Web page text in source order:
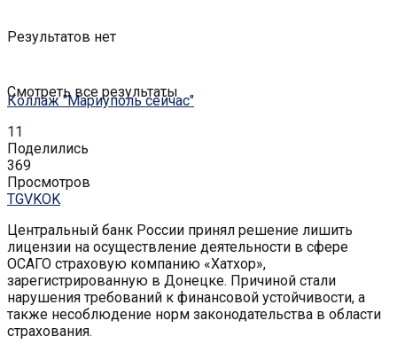
Результатов нет
Смотреть все результаты
Коллаж "Мариуполь сейчас"
11
Поделились
369
Просмотров
TGVKOK
Центральный банк России принял решение лишить
лицензии на осуществление деятельности в сфере
ОСАГО страховую компанию «Хатхор»,
зарегистрированную в Донецке. Причиной стали
нарушения требований к финансовой устойчивости, а
также несоблюдение норм законодательства в области
страхования.